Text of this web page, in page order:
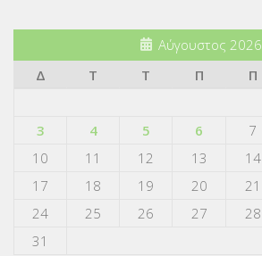
Αύγουστος 2026
Δ
Τ Τ Π Π
3
4 5 6 7
10
11 12 13 14
17
18 19 20 21
24
25 26 27 28
31